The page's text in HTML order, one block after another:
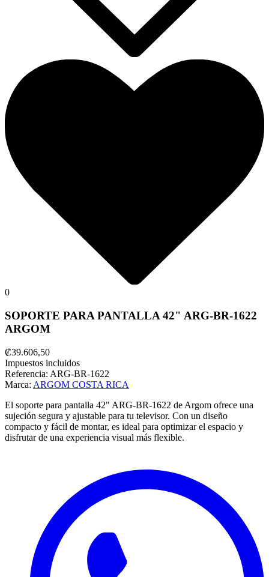
0
SOPORTE PARA PANTALLA 42" ARG-BR-1622
ARGOM
₡39.606,50
Impuestos incluidos
Referencia: ARG-BR-1622
Marca: ARGOM COSTA RICA
El soporte para pantalla 42" ARG-BR-1622 de Argom ofrece una
sujeción segura y ajustable para tu televisor. Con un diseño
compacto y fácil de montar, es ideal para optimizar el espacio y
disfrutar de una experiencia visual más flexible.